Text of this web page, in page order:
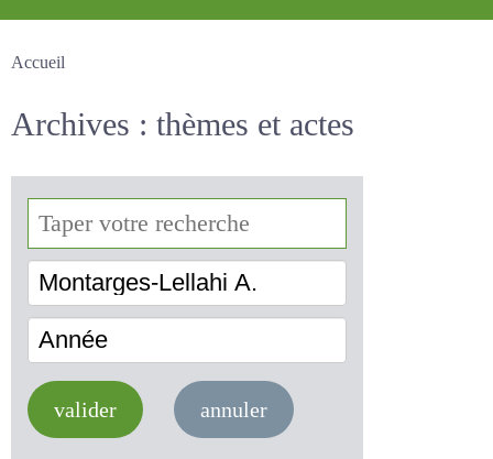
Accueil
Archives : thèmes et actes
valider annuler